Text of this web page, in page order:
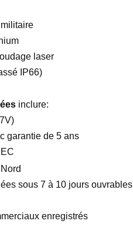
laser
IP66)
inclure:
garantie de 5 ans
sous 7 à 10 jours ouvrables
enregistrés